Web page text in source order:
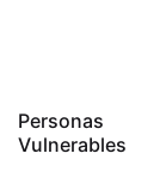
Personas
Vulnerables